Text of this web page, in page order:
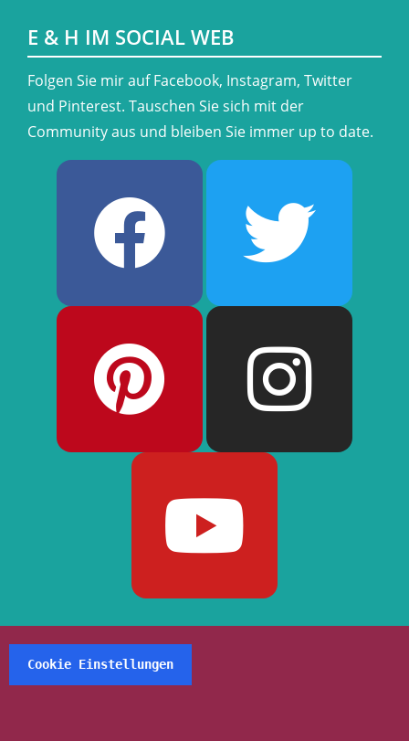
E & H IM SOCIAL WEB
​Folgen Sie mir auf Facebook, Instagram, Twitter
und Pinterest. Tauschen Sie sich mit der
Community aus und bleiben Sie immer up to date.
Cookie Einstellungen